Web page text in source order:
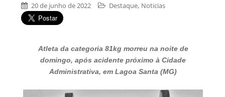
20 de junho de 2022 Destaque, Noticias
Atleta da categoria 81kg morreu na noite de
domingo, após acidente próximo à Cidade
Administrativa, em Lagoa Santa (MG)